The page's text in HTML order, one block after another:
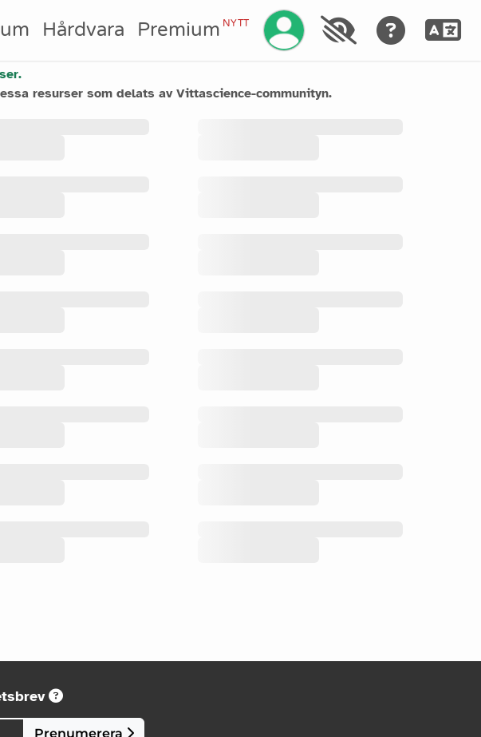
Hårdvara PremiumNYTT Hantera ditt konto
resurser som delats av Vittascience-communityn.
Prenumerera